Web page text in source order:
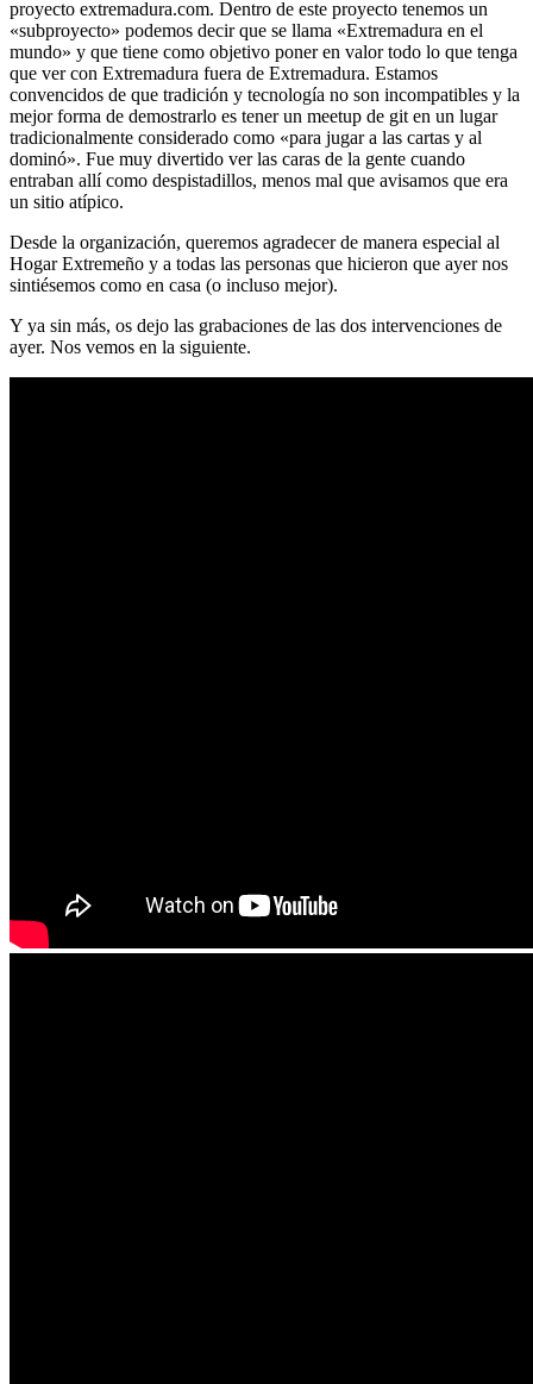
proyecto extremadura.com. Dentro de este proyecto tenemos un
«subproyecto» podemos decir que se llama «Extremadura en el
mundo» y que tiene como objetivo poner en valor todo lo que tenga
que ver con Extremadura fuera de Extremadura. Estamos
convencidos de que tradición y tecnología no son incompatibles y la
mejor forma de demostrarlo es tener un meetup de git en un lugar
tradicionalmente considerado como «para jugar a las cartas y al
dominó». Fue muy divertido ver las caras de la gente cuando
entraban allí como despistadillos, menos mal que avisamos que era
un sitio atípico.
Desde la organización, queremos agradecer de manera especial al
Hogar Extremeño y a todas las personas que hicieron que ayer nos
sintiésemos como en casa (o incluso mejor).
Y ya sin más, os dejo las grabaciones de las dos intervenciones de
ayer. Nos vemos en la siguiente.